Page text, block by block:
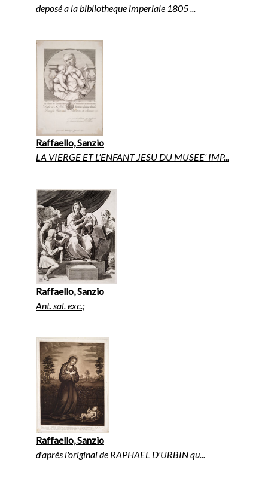
deposé a la bibliotheque imperiale 1805 ...
Raffaello, Sanzio
LA VIERGE ET L'ENFANT JESU DU MUSEE' IMP...
Raffaello, Sanzio
Ant. sal. exc.;
Raffaello, Sanzio
d'aprés l'original de RAPHAEL D'URBIN qu...